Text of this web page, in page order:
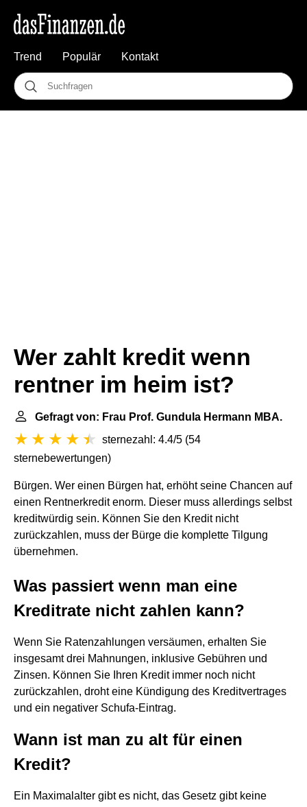
Trend Populär Kontakt
Wer zahlt kredit wenn
rentner im heim ist?
Gefragt von: Frau Prof. Gundula Hermann MBA.
sternezahl: 4.4/5 (54
sternebewertungen)
Bürgen. Wer einen Bürgen hat, erhöht seine Chancen auf
einen Rentnerkredit enorm. Dieser muss allerdings selbst
kreditwürdig sein. Können Sie den Kredit nicht
zurückzahlen, muss der Bürge die komplette Tilgung
übernehmen.
Was passiert wenn man eine
Kreditrate nicht zahlen kann?
Wenn Sie Ratenzahlungen versäumen, erhalten Sie
insgesamt drei Mahnungen, inklusive Gebühren und
Zinsen. Können Sie Ihren Kredit immer noch nicht
zurückzahlen, droht eine Kündigung des Kreditvertrages
und ein negativer Schufa-Eintrag.
Wann ist man zu alt für einen
Kredit?
Ein Maximalalter gibt es nicht, das Gesetz gibt keine